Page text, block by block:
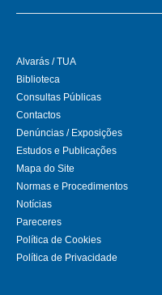
Alvarás / TUA
Biblioteca
Consultas Públicas
Contactos
Denúncias / Exposições
Estudos e Publicações
Mapa do Site
Normas e Procedimentos
Notícias
Pareceres
Política de Cookies
Política de Privacidade